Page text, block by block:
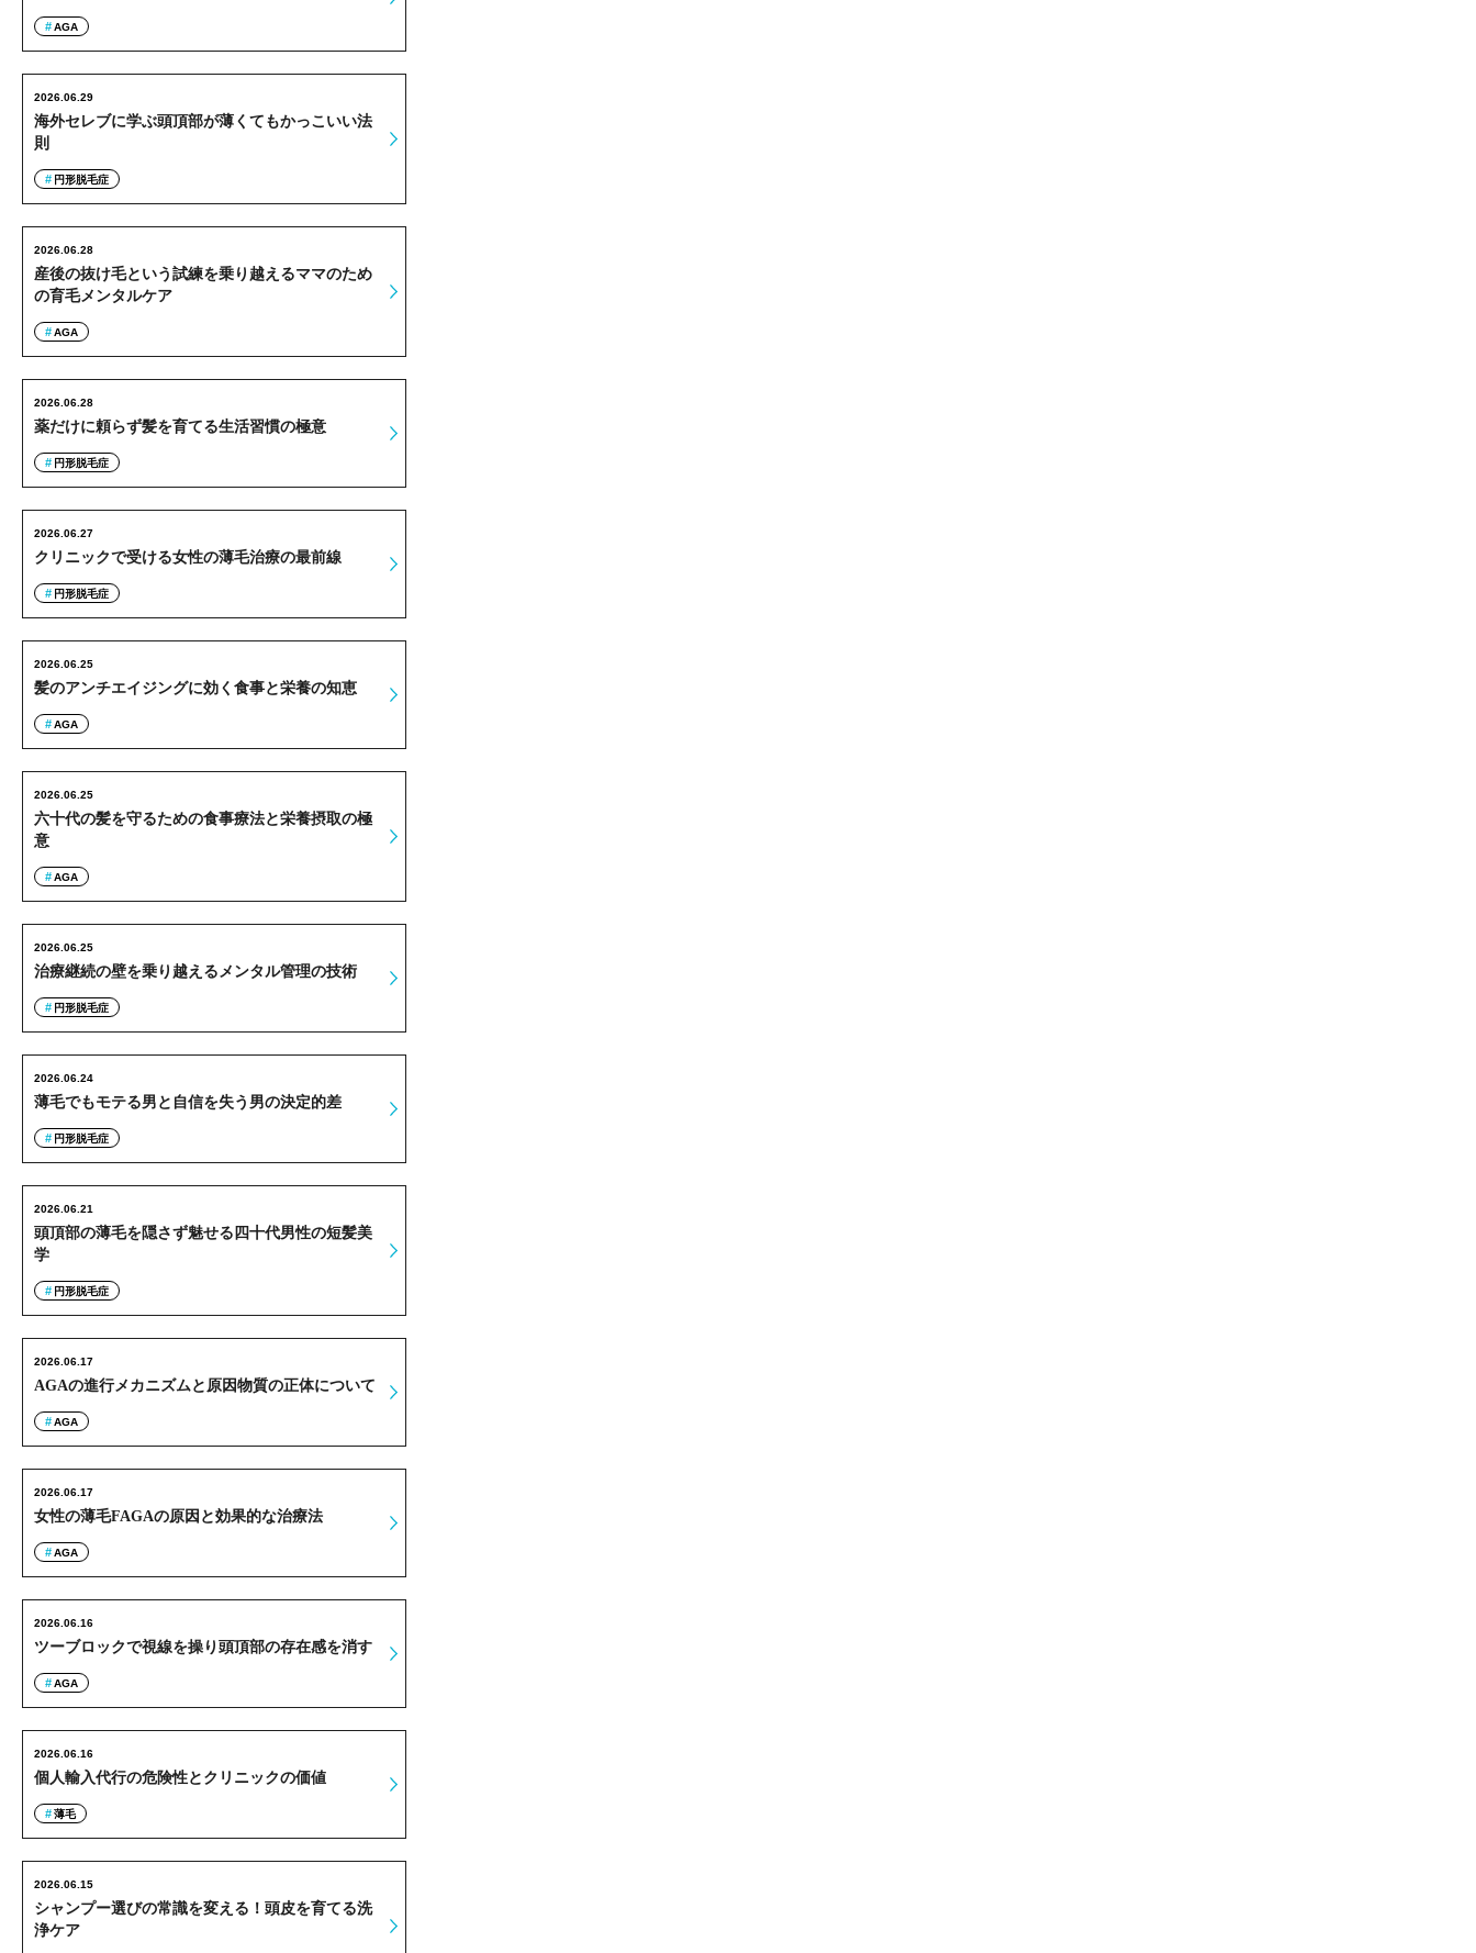
AGA
海外セレブに学ぶ頭頂部が薄くてもかっこいい法
則
2026.06.29
円形脱毛症
産後の抜け毛という試練を乗り越えるママのため
の育毛メンタルケア
2026.06.28
AGA
薬だけに頼らず髪を育てる生活習慣の極意
2026.06.28
円形脱毛症
クリニックで受ける女性の薄毛治療の最前線
2026.06.27
円形脱毛症
髪のアンチエイジングに効く食事と栄養の知恵
2026.06.25
AGA
六十代の髪を守るための食事療法と栄養摂取の極
意
2026.06.25
AGA
治療継続の壁を乗り越えるメンタル管理の技術
2026.06.25
円形脱毛症
薄毛でもモテる男と自信を失う男の決定的差
2026.06.24
円形脱毛症
頭頂部の薄毛を隠さず魅せる四十代男性の短髪美
学
2026.06.21
円形脱毛症
AGAの進行メカニズムと原因物質の正体について
2026.06.17
AGA
女性の薄毛FAGAの原因と効果的な治療法
2026.06.17
AGA
ツーブロックで視線を操り頭頂部の存在感を消す
2026.06.16
AGA
個人輸入代行の危険性とクリニックの価値
2026.06.16
薄毛
シャンプー選びの常識を変える！頭皮を育てる洗
浄ケア
2026.06.15